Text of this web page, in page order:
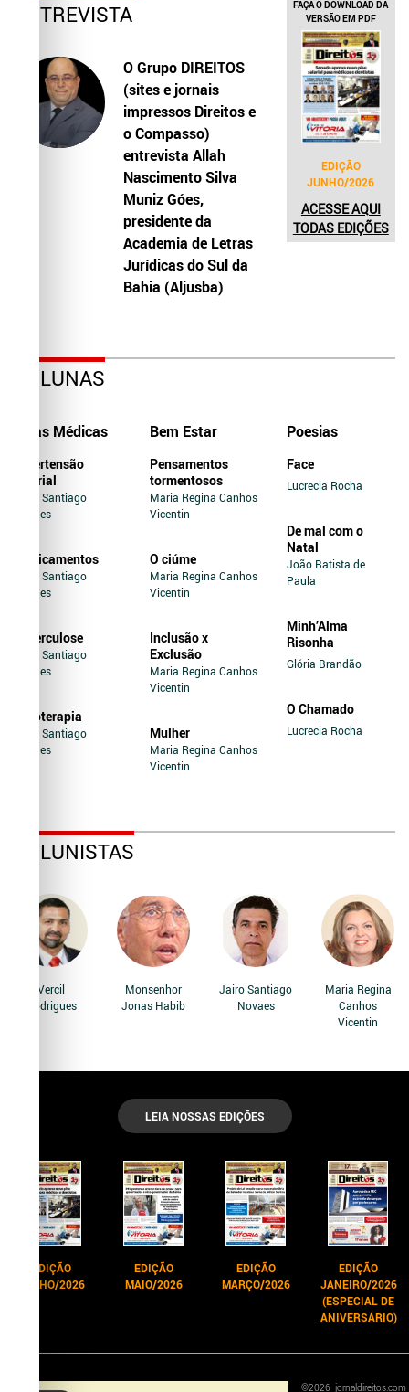
ENTREVISTA
O Grupo DIREITOS
(sites e jornais
impressos Direitos e
o Compasso)
entrevista Allah
Nascimento Silva
Muniz Góes,
presidente da
Academia de Letras
Jurídicas do Sul da
Bahia (Aljusba)
FAÇA O DOWNLOAD DA
VERSÃO EM PDF
EDIÇÃO
JUNHO/2026
ACESSE AQUI
TODAS EDIÇÕES
COLUNAS
Dicas Médicas
Hipertensão
Arterial
Jairo Santiago
Novaes
Medicamentos
Jairo Santiago
Novaes
Tuberculose
Jairo Santiago
Novaes
Soroterapia
Jairo Santiago
Novaes
Bem Estar
Pensamentos
tormentosos
Maria Regina Canhos
Vicentin
O ciúme
Maria Regina Canhos
Vicentin
Inclusão x
Exclusão
Maria Regina Canhos
Vicentin
Mulher
Maria Regina Canhos
Vicentin
Poesias
Face
Lucrecia Rocha
De mal com o
Natal
João Batista de
Paula
Minh’Alma
Risonha
Glória Brandão
O Chamado
Lucrecia Rocha
COLUNISTAS
Vercil
Rodrigues
Monsenhor
Jonas Habib
Jairo Santiago
Novaes
Maria Regina
Canhos
Vicentin
LEIA NOSSAS EDIÇÕES
EDIÇÃO
JUNHO/2026
EDIÇÃO
MAIO/2026
EDIÇÃO
MARÇO/2026
EDIÇÃO
JANEIRO/2026
(ESPECIAL DE
ANIVERSÁRIO)
©2026 jornaldireitos.com